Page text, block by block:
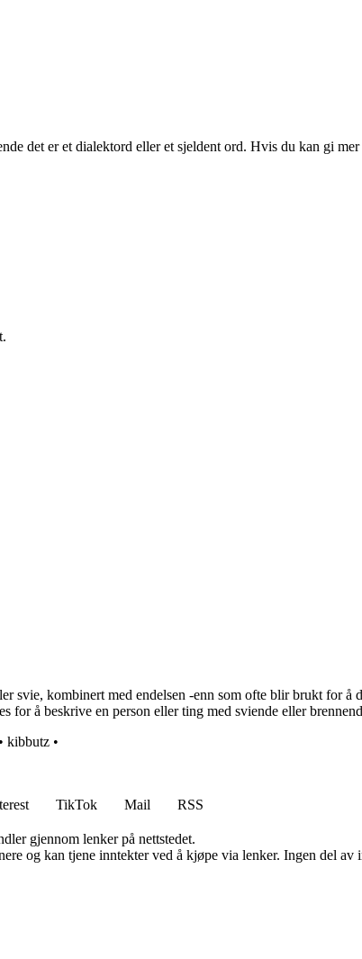
det er et dialektord eller et sjeldent ord. Hvis du kan gi
svie, kombinert med endelsen -enn som ofte blir brukt for
for å beskrive en person eller ting med sviende eller
• kibbutz •
TikTok Mail
RSS
gjennom lenker på nettstedet.
og kan tjene inntekter ved å kjøpe via lenker. Ingen del av